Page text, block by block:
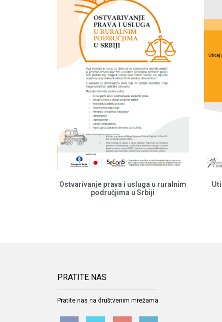
Ostvarivanje prava i usluga u ruralnim
područjima u Srbiji
PRATITE NAS
Pratite nas na društvenim mrežama